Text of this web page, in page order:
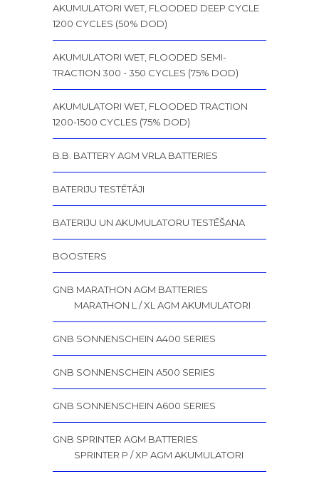
AKUMULATORI WET, FLOODED DEEP CYCLE
1200 CYCLES (50% DOD)
AKUMULATORI WET, FLOODED SEMI-
TRACTION 300 - 350 CYCLES (75% DOD)
AKUMULATORI WET, FLOODED TRACTION
1200-1500 CYCLES (75% DOD)
B.B. BATTERY AGM VRLA BATTERIES
BATERIJU TESTĒTĀJI
BATERIJU UN AKUMULATORU TESTĒŠANA
BOOSTERS
GNB MARATHON AGM BATTERIES
MARATHON L / XL AGM AKUMULATORI
GNB SONNENSCHEIN A400 SERIES
GNB SONNENSCHEIN A500 SERIES
GNB SONNENSCHEIN A600 SERIES
GNB SPRINTER AGM BATTERIES
SPRINTER P / XP AGM AKUMULATORI